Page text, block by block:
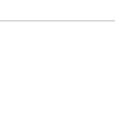
Vipps, Klarna och Google Pay.
debiteras kortet/fakturan.